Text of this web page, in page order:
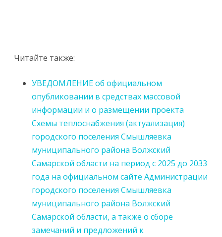
Читайте также:
УВЕДОМЛЕНИЕ об официальном
опубликовании в средствах массовой
информации и о размещении проекта
Схемы теплоснабжения (актуализация)
городского поселения Смышляевка
муниципального района Волжский
Самарской области на период с 2025 до 2033
года на официальном сайте Администрации
городского поселения Смышляевка
муниципального района Волжский
Самарской области, а также о сборе
замечаний и предложений к